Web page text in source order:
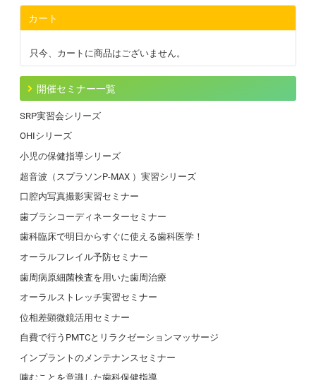
カート
只今、カートに商品はございません。
開催セミナー一覧
SRP実習会シリーズ
OHIシリーズ
小児の保健指導シリーズ
超音波（スプラソンP-MAX ）実習シリーズ
口腔内写真撮影実習セミナー
歯ブラシコーディネーターセミナー
歯科臨床で明日からすぐに使える歯科医学！
オーラルフレイル予防セミナー
歯周病原細菌検査を用いた歯周治療
オーラルストレッチ実習セミナー
位相差顕微鏡活用セミナー
自費で行うPMTCとリラクゼーションマッサージ
インプラントのメンテナンスセミナー
噛むことを意識した歯科保健指導